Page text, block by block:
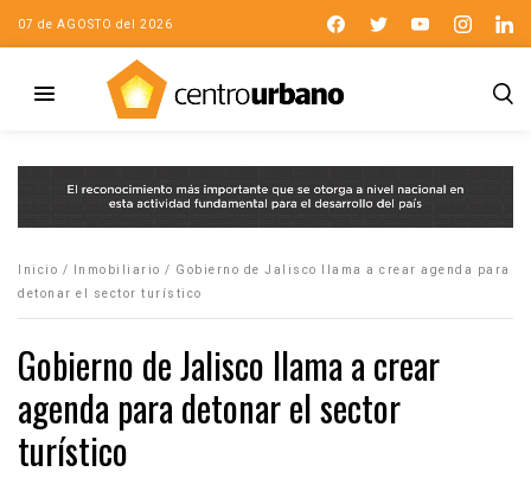
07 de AGOSTO del 2026
Inicio / Inmobiliario / Gobierno de Jalisco llama a crear agenda para
detonar el sector turístico
Gobierno de Jalisco llama a crear
agenda para detonar el sector
turístico